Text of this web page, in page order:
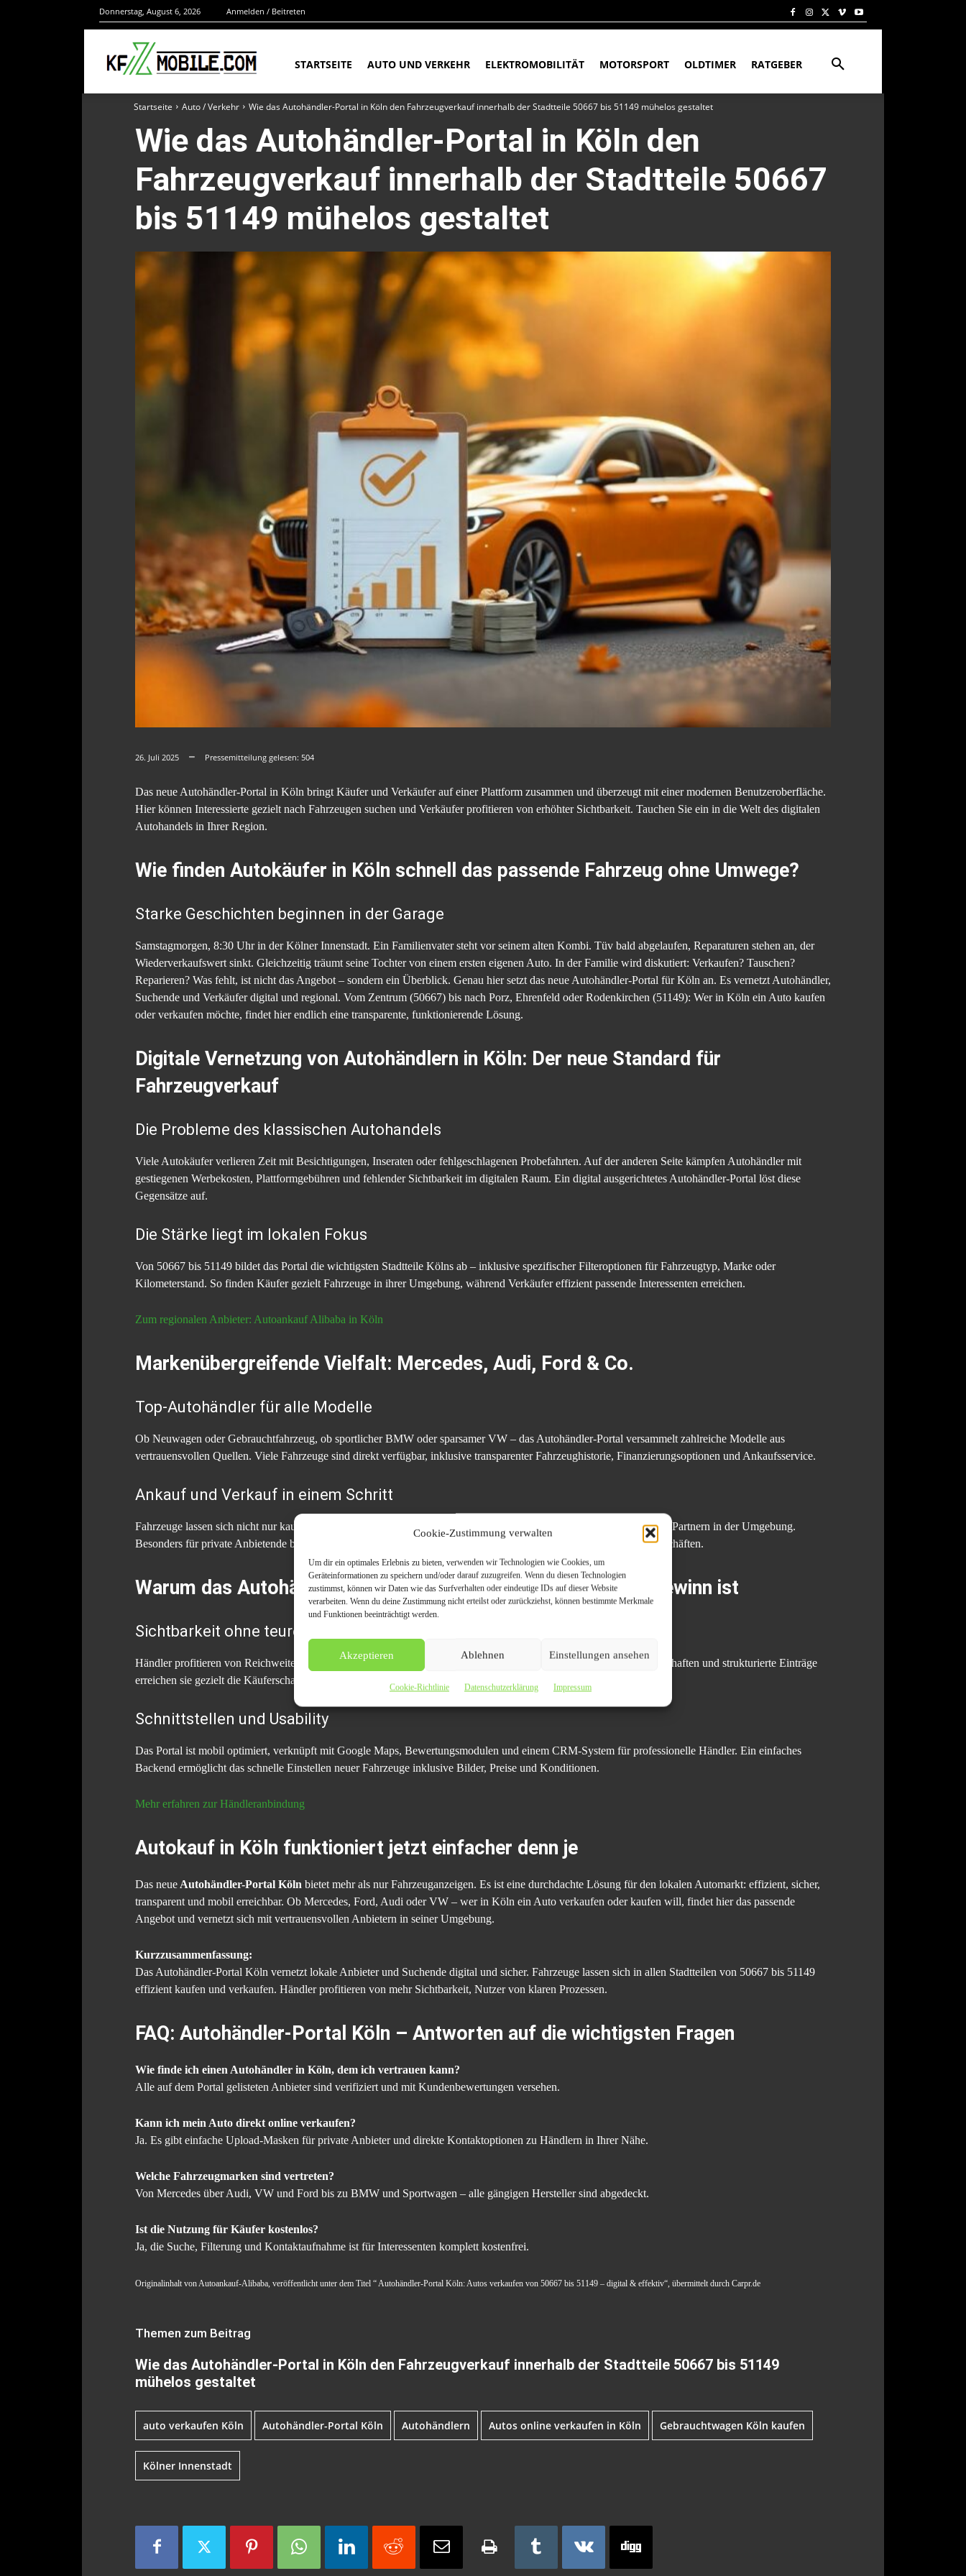
Cookie-Zustimmung verwalten
Um dir ein optimales Erlebnis zu bieten, verwenden wir Technologien wie Cookies, um
Geräteinformationen zu speichern und/oder darauf zuzugreifen. Wenn du diesen Technologien
zustimmst, können wir Daten wie das Surfverhalten oder eindeutige IDs auf dieser Website
verarbeiten. Wenn du deine Zustimmung nicht erteilst oder zurückziehst, können bestimmte Merkmale
und Funktionen beeinträchtigt werden.
Akzeptieren Ablehnen Einstellungen ansehen
Cookie-Richtlinie Datenschutzerklärung Impressum
Donnerstag, August 6, 2026 Anmelden / Beitreten
STARTSEITE AUTO UND VERKEHR ELEKTROMOBILITÄT MOTORSPORT OLDTIMER RATGEBER
Startseite Auto / Verkehr Wie das Autohändler-Portal in Köln den Fahrzeugverkauf innerhalb der Stadtteile 50667 bis 51149 mühelos gestaltet
Wie das Autohändler-Portal in Köln den
Fahrzeugverkauf innerhalb der Stadtteile 50667
bis 51149 mühelos gestaltet
26. Juli 2025 Pressemitteilung gelesen: 504
Das neue Autohändler-Portal in Köln bringt Käufer und Verkäufer auf einer Plattform zusammen und überzeugt mit einer modernen Benutzeroberfläche.
Hier können Interessierte gezielt nach Fahrzeugen suchen und Verkäufer profitieren von erhöhter Sichtbarkeit. Tauchen Sie ein in die Welt des digitalen
Autohandels in Ihrer Region.
Wie finden Autokäufer in Köln schnell das passende Fahrzeug ohne Umwege?
Starke Geschichten beginnen in der Garage
Samstagmorgen, 8:30 Uhr in der Kölner Innenstadt. Ein Familienvater steht vor seinem alten Kombi. Tüv bald abgelaufen, Reparaturen stehen an, der
Wiederverkaufswert sinkt. Gleichzeitig träumt seine Tochter von einem ersten eigenen Auto. In der Familie wird diskutiert: Verkaufen? Tauschen?
Reparieren? Was fehlt, ist nicht das Angebot – sondern ein Überblick. Genau hier setzt das neue Autohändler-Portal für Köln an. Es vernetzt Autohändler,
Suchende und Verkäufer digital und regional. Vom Zentrum (50667) bis nach Porz, Ehrenfeld oder Rodenkirchen (51149): Wer in Köln ein Auto kaufen
oder verkaufen möchte, findet hier endlich eine transparente, funktionierende Lösung.
Digitale Vernetzung von Autohändlern in Köln: Der neue Standard für
Fahrzeugverkauf
Die Probleme des klassischen Autohandels
Viele Autokäufer verlieren Zeit mit Besichtigungen, Inseraten oder fehlgeschlagenen Probefahrten. Auf der anderen Seite kämpfen Autohändler mit
gestiegenen Werbekosten, Plattformgebühren und fehlender Sichtbarkeit im digitalen Raum. Ein digital ausgerichtetes Autohändler-Portal löst diese
Gegensätze auf.
Die Stärke liegt im lokalen Fokus
Von 50667 bis 51149 bildet das Portal die wichtigsten Stadtteile Kölns ab – inklusive spezifischer Filteroptionen für Fahrzeugtyp, Marke oder
Kilometerstand. So finden Käufer gezielt Fahrzeuge in ihrer Umgebung, während Verkäufer effizient passende Interessenten erreichen.
Zum regionalen Anbieter: Autoankauf Alibaba in Köln
Markenübergreifende Vielfalt: Mercedes, Audi, Ford & Co.
Top-Autohändler für alle Modelle
Ob Neuwagen oder Gebrauchtfahrzeug, ob sportlicher BMW oder sparsamer VW – das Autohändler-Portal versammelt zahlreiche Modelle aus
vertrauensvollen Quellen. Viele Fahrzeuge sind direkt verfügbar, inklusive transparenter Fahrzeughistorie, Finanzierungsoptionen und Ankaufsservice.
Ankauf und Verkauf in einem Schritt
Fahrzeuge lassen sich nicht nur kaufen, sondern auch direkt verkaufen. Das Portal vernetzt Verkäufer mit zertifizierten Partnern in der Umgebung.
Besonders für private Anbietende bietet das eine sichere Alternative zu anonymen Plattformen oder riskanten Bar-Geschäften.
Warum das Autohändler-Portal auch für Händler in Köln ein Gewinn ist
Sichtbarkeit ohne teure Werbung
Händler profitieren von Reichweite ohne Streuverluste. Durch gezielte regionale SEO-Maßnahmen, Content-Partnerschaften und strukturierte Einträge
erreichen sie gezielt die Käuferschaft in ihrem Viertel.
Schnittstellen und Usability
Das Portal ist mobil optimiert, verknüpft mit Google Maps, Bewertungsmodulen und einem CRM-System für professionelle Händler. Ein einfaches
Backend ermöglicht das schnelle Einstellen neuer Fahrzeuge inklusive Bilder, Preise und Konditionen.
Mehr erfahren zur Händleranbindung
Autokauf in Köln funktioniert jetzt einfacher denn je
Das neue Autohändler-Portal Köln bietet mehr als nur Fahrzeuganzeigen. Es ist eine durchdachte Lösung für den lokalen Automarkt: effizient, sicher,
transparent und mobil erreichbar. Ob Mercedes, Ford, Audi oder VW – wer in Köln ein Auto verkaufen oder kaufen will, findet hier das passende
Angebot und vernetzt sich mit vertrauensvollen Anbietern in seiner Umgebung.
Kurzzusammenfassung:
Das Autohändler-Portal Köln vernetzt lokale Anbieter und Suchende digital und sicher. Fahrzeuge lassen sich in allen Stadtteilen von 50667 bis 51149
effizient kaufen und verkaufen. Händler profitieren von mehr Sichtbarkeit, Nutzer von klaren Prozessen.
FAQ: Autohändler-Portal Köln – Antworten auf die wichtigsten Fragen
Wie finde ich einen Autohändler in Köln, dem ich vertrauen kann?
Alle auf dem Portal gelisteten Anbieter sind verifiziert und mit Kundenbewertungen versehen.
Kann ich mein Auto direkt online verkaufen?
Ja. Es gibt einfache Upload-Masken für private Anbieter und direkte Kontaktoptionen zu Händlern in Ihrer Nähe.
Welche Fahrzeugmarken sind vertreten?
Von Mercedes über Audi, VW und Ford bis zu BMW und Sportwagen – alle gängigen Hersteller sind abgedeckt.
Ist die Nutzung für Käufer kostenlos?
Ja, die Suche, Filterung und Kontaktaufnahme ist für Interessenten komplett kostenfrei.
Originalinhalt von Autoankauf-Alibaba, veröffentlicht unter dem Titel “ Autohändler-Portal Köln: Autos verkaufen von 50667 bis 51149 – digital & effektiv“, übermittelt durch Carpr.de
Themen zum Beitrag
Wie das Autohändler-Portal in Köln den Fahrzeugverkauf innerhalb der Stadtteile 50667 bis 51149
mühelos gestaltet
auto verkaufen Köln Autohändler-Portal Köln Autohändlern Autos online verkaufen in Köln Gebrauchtwagen Köln kaufen
Kölner Innenstadt